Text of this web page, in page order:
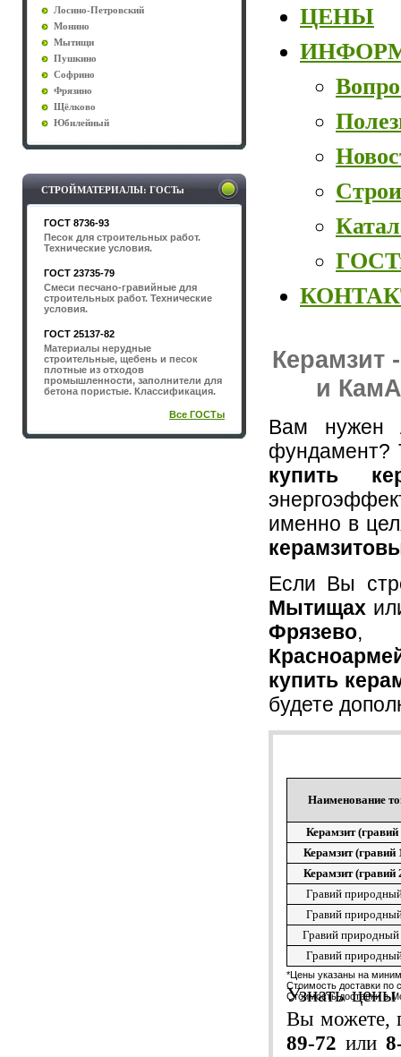
Лосино-Петровский
Монино
Мытищи
Пушкино
Софрино
Фрязино
Щёлково
Юбилейный
СТРОЙМАТЕРИАЛЫ: ГОСТы
ГОСТ 8736-93
Песок для строительных работ.
Технические условия.
ГОСТ 23735-79
Смеси песчано-гравийные для
строительных работ. Технические
условия.
ГОСТ 25137-82
Материалы нерудные
строительные, щебень и песок
плотные из отходов
промышленности, заполнители для
бетона пористые. Классификация.
Все ГОСТы
ЦЕНЫ
Керамзит
и
Вам нужен
фундамент?
купить
именно в
Если Вы
Мытищах
Фрязево
купить
будете
Наименование
Керамзит (гравий
Керамзит (гравий
Керамзит (гравий
Гравий
Гравий
Гравий
Гравий
*Цены указаны на
Стоимость доставки по
Стоимость доставки в
Узнать
Вы можете,
89-72 или